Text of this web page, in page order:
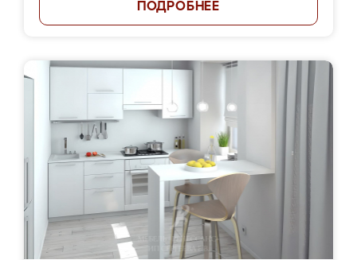
ПОДРОБНЕЕ